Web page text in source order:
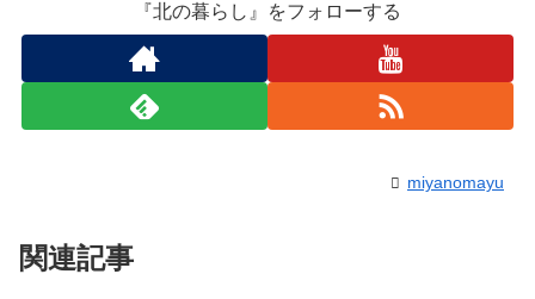
『北の暮らし』をフォローする
miyanomayu
関連記事